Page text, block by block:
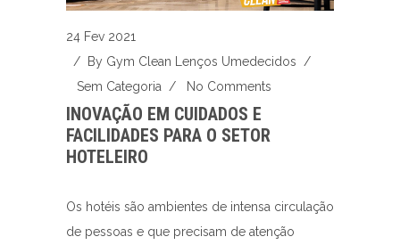
24 Fev 2021
/ By Gym Clean Lenços Umedecidos /
Sem Categoria / No Comments
INOVAÇÃO EM CUIDADOS E
FACILIDADES PARA O SETOR
HOTELEIRO
Os hotéis são ambientes de intensa circulação
de pessoas e que precisam de atenção